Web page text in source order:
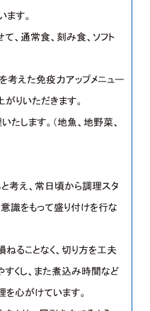
す。
通常食、刻み食、ソフト
えた免疫力アップメニュー
りいただきます。
します。（地魚、地野菜、
考え、常日頃から調理スタ
識をもって盛り付けを行な
ねることなく、切り方を工夫
すくし、また煮込み時間など
を心がけています。